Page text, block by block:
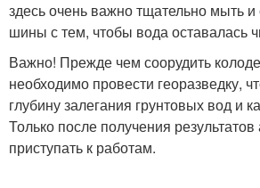
здесь очень важно тщательно мыть
шины с тем, чтобы вода оставалась
Важно! Прежде чем соорудить
необходимо провести георазведку,
глубину залегания грунтовых вод и
Только после получения
приступать к работам.